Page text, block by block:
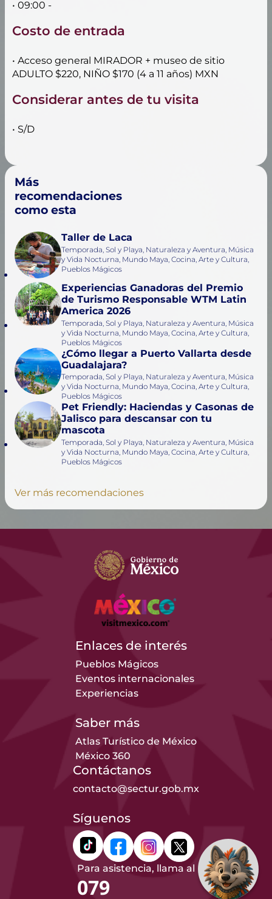
• 09:00 -
Costo de entrada
• Acceso general MIRADOR + museo de sitio
ADULTO $220, NIÑO $170 (4 a 11 años) MXN
Considerar antes de tu visita
• S/D
Más
recomendaciones
como esta
Taller de Laca
Temporada, Sol y Playa, Naturaleza y Aventura, Música
y Vida Nocturna, Mundo Maya, Cocina, Arte y Cultura,
Pueblos Mágicos
Experiencias Ganadoras del Premio
de Turismo Responsable WTM Latin
America 2026
Temporada, Sol y Playa, Naturaleza y Aventura, Música
y Vida Nocturna, Mundo Maya, Cocina, Arte y Cultura,
Pueblos Mágicos
¿Cómo llegar a Puerto Vallarta desde
Guadalajara?
Temporada, Sol y Playa, Naturaleza y Aventura, Música
y Vida Nocturna, Mundo Maya, Cocina, Arte y Cultura,
Pueblos Mágicos
Pet Friendly: Haciendas y Casonas de
Jalisco para descansar con tu
mascota
Temporada, Sol y Playa, Naturaleza y Aventura, Música
y Vida Nocturna, Mundo Maya, Cocina, Arte y Cultura,
Pueblos Mágicos
Ver más recomendaciones
Enlaces de interés
Pueblos Mágicos
Eventos internacionales
Experiencias
Saber más
Atlas Turístico de México
México 360
Contáctanos
contacto@sectur.gob.mx
Síguenos
Para asistencia, llama al
079